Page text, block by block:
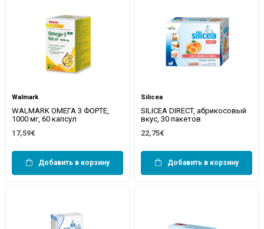
Walmark
WALMARK ОМЕГА 3 ФОРТЕ,
1000 мг, 60 капсул
17,59€
Добавить в корзину
Silicea
SILICEA DIRECT, абрикосовый
вкус, 30 пакетов
22,75€
Добавить в корзину